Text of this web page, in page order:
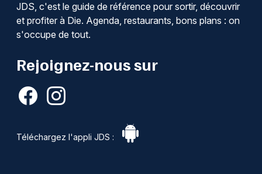
JDS, c'est le guide de référence pour sortir, découvrir
et profiter à Die. Agenda, restaurants, bons plans : on
s'occupe de tout.
Rejoignez-nous sur
Téléchargez l'appli JDS :